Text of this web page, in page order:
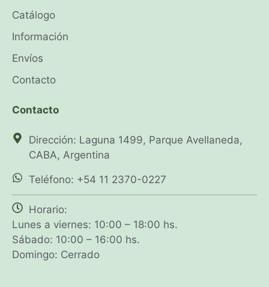
Catálogo
Información
Envíos
Contacto
Contacto
Dirección: Laguna 1499, Parque Avellaneda,
CABA, Argentina
Teléfono: +54 11 2370-0227
Horario:
Lunes a viernes: 10:00 – 18:00 hs.
Sábado: 10:00 – 16:00 hs.
Domingo: Cerrado